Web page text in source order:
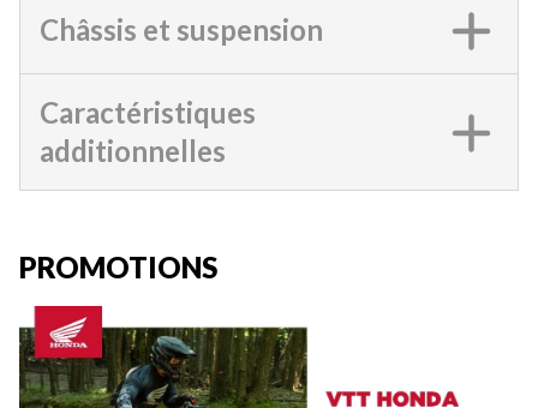
Châssis et suspension
Caractéristiques
additionnelles
PROMOTIONS